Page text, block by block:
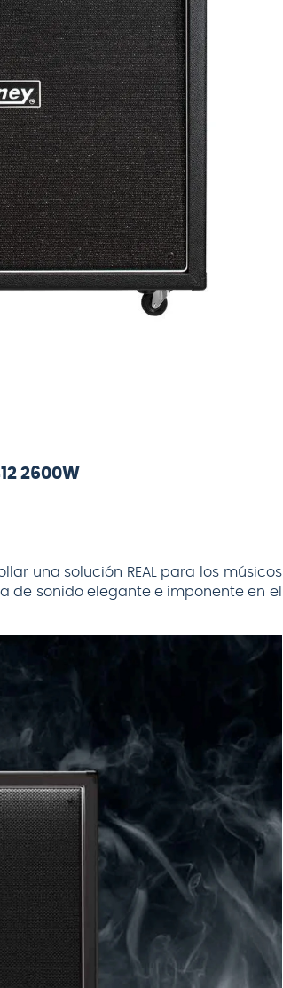
2600W
una solución REAL para los músicos
de sonido elegante e imponente en el
6074